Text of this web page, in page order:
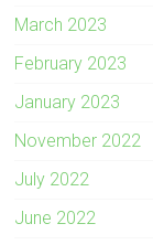
March 2023
February 2023
January 2023
November 2022
July 2022
June 2022